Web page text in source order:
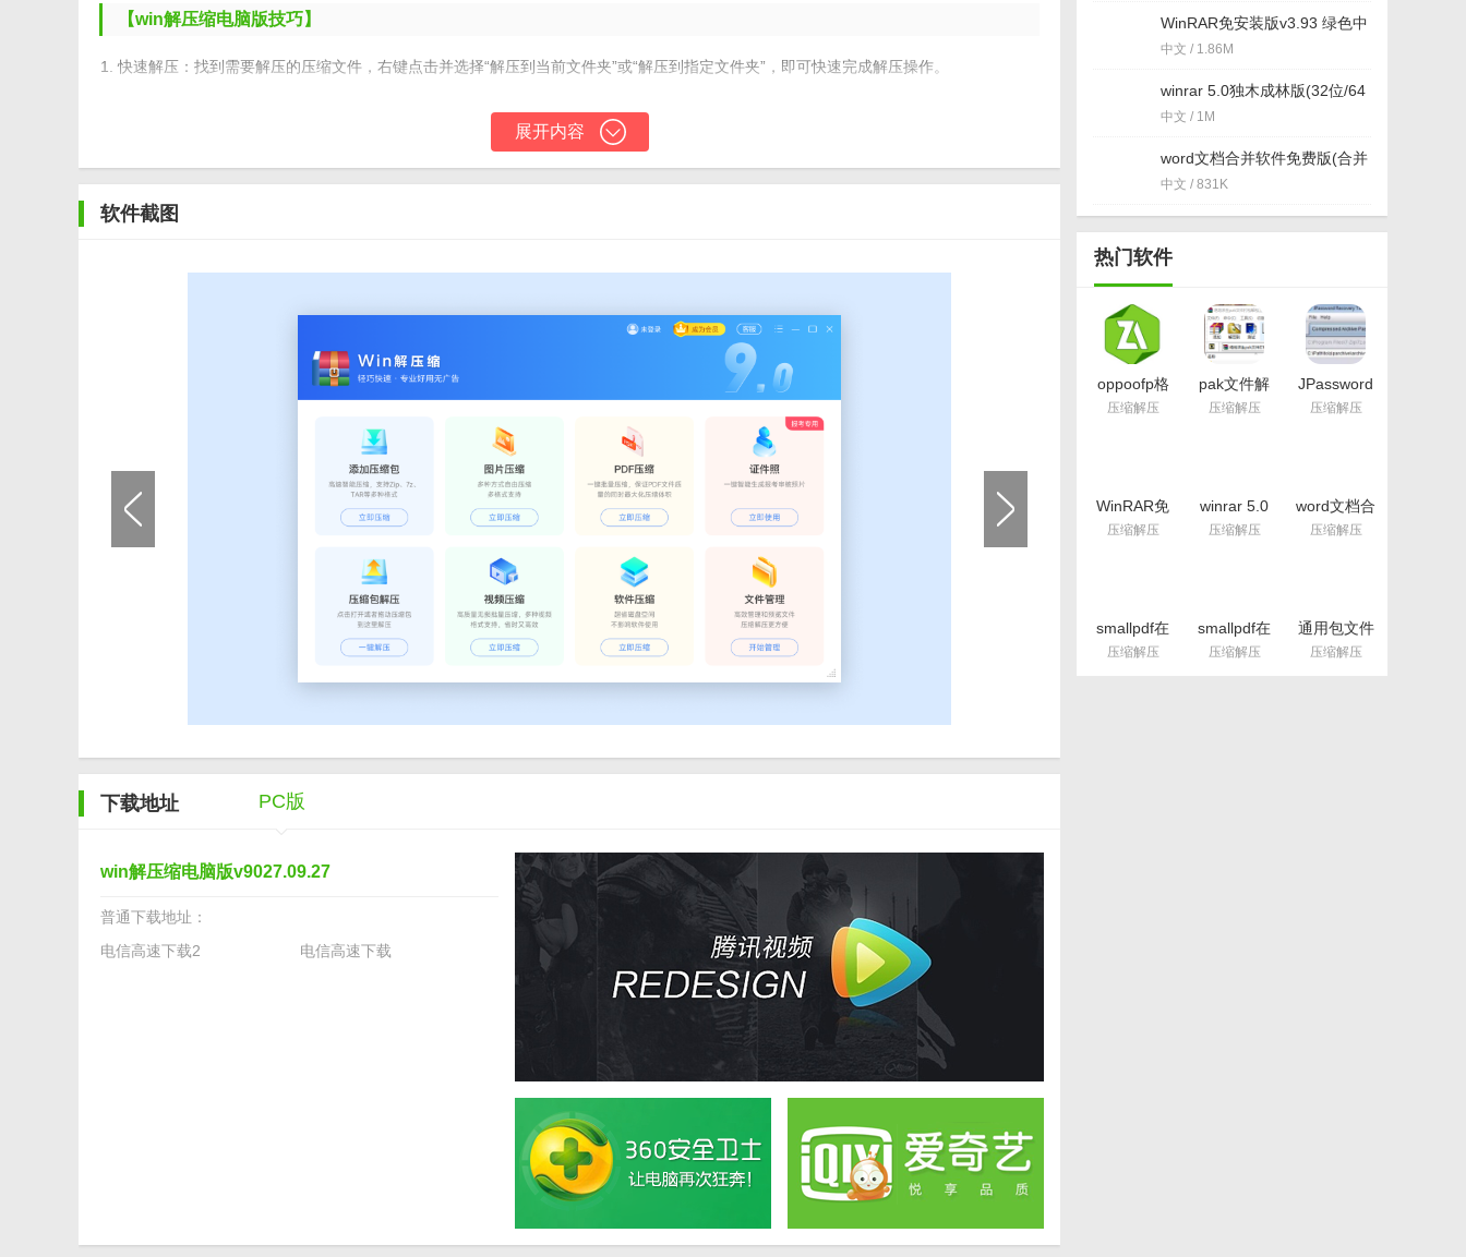
【win解压缩电脑版技巧】
1. 快速解压：找到需要解压的压缩文件，右键点击并选择“解压到当前文件夹”或“解压到指定文件夹”，即可快速完成解压操作。
2. 批量压缩：选择多个需要压缩的文件或文件夹，一次性进行压缩处理，节省时间和精力。
3. 图片压缩：通过调整压缩参数，灵活控制图片的大小和质量，方便在网络上传输或存储。
4. 软件压缩：无需卸载软件，即可直接对大型软件进行压缩，腾出系统使用空间。
1. 全能压缩：除了常规的解压缩功能外，还支持图片文件和软件体积的压缩，展现其全能的压缩能力。
2. 多种格式支持：支持ZIP、RAR、7Z等多种常见的压缩文件格式，方便用户查看和使用其中的内容。
3. 智能压缩：在压缩过程中，能够智能地调整压缩参数，以达到最佳的压缩效果。
4. 批量处理：支持批量压缩和解压操作，提高工作效率。
5. 简单易用：界面简洁明了，操作简便易懂，无需专业知识即可轻松上手。
1. 高效性能：采用先进的压缩算法和技术，确保压缩和解压过程的高效性。
2. 安全稳定：提供密码保护功能，确保文件内容的安全性；同时，软件运行稳定可靠，不易出现崩溃或错误。
5. 用户友好：提供丰富的帮助文档和在线支持，方便用户在使用过程中解决问题和获取帮助。
Win解压缩电脑版以其全能压缩、多种格式支持、智能压缩、批量处理以及简单易用等亮点和优势，赢得了广大用户的青睐。无论是日常办
公还是系统维护，它都能够提供高效、安全、稳定的压缩与解压服务。同时，软件还具备强大的兼容性和用户友好性，使得用户在使用过程
中能够轻松上手并解决问题。综上所述，Win解压缩电脑版是一款值得推荐的优秀压缩工具。
展开内容
软件截图
下载地址 PC版
win解压缩电脑版v9027.09.27
普通下载地址：
电信高速下载2
电信高速下载
WinRAR免安装版v3.93 绿色中
文免费版
中文 / 1.86M
winrar 5.0独木成林版(32位/64
位) 最新版
中文 / 1M
word文档合并软件免费版(合并
多个word文档) v1.0 最新版
中文 / 831K
热门软件
oppoofp格
式解包工具
(数据包解
压缩解压
pak文件解
包打包工具
(pak解压)
压缩解压
JPassword
Recovery免
费版(7zip压
压缩解压
WinRAR免
安装版
v3.93 绿色
压缩解压
winrar 5.0
独木成林版
(32位/64位)
压缩解压
word文档合
并软件免费
版(合并多个
压缩解压
smallpdf在
线转换中文
版(pdf转
压缩解压
smallpdf在
线压缩工具
最新版(PDF
压缩解压
通用包文件
处理工具官
方版(RDB
压缩解压